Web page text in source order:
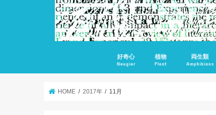
好奇心
Neugier
植物
Plant
両生類
Amphibians
HOME 2017年 11月